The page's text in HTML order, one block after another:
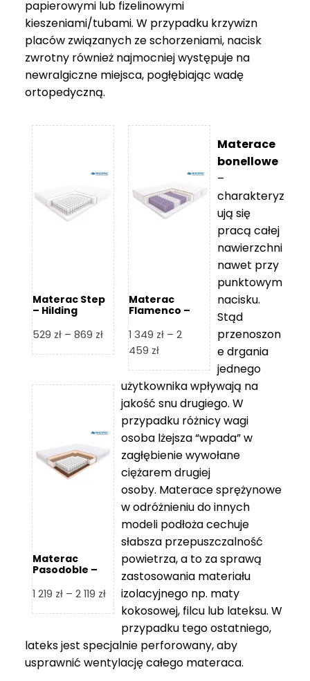
papierowymi lub fizelinowymi
kieszeniami/tubami. W przypadku krzywizn
placów związanych ze schorzeniami, nacisk
zwrotny również najmocniej występuje na
newralgiczne miejsca, pogłębiając wadę
ortopedyczną.
Materac Step
– Hilding
529 zł – 869 złZakres
cen:
529 zł
do
869 zł
Materac
Flamenco –
1 349 zł – 2
459 złZakres
od
1
349 zł
2
459 zł
Materac
Pasodoble –
1 219 zł – 2 119 złZakres
cen:
1
219 zł
do
Materace
bonellowe
–
charakteryz
ują się
pracą całej
nawierzchni
nawet przy
punktowym
nacisku.
Stąd
przenoszon
e drgania
jednego
użytkownika wpływają na
jakość snu drugiego. W
przypadku różnicy wagi
osoba lżejsza “wpada” w
zagłębienie wywołane
ciężarem drugiej
osoby. Materace sprężynowe
w odróżnieniu do innych
modeli podłoża cechuje
słabsza przepuszczalność
powietrza, a to za sprawą
zastosowania materiału
izolacyjnego np. maty
kokosowej, filcu lub lateksu. W
przypadku tego ostatniego,
lateks jest specjalnie perforowany, aby
usprawnić wentylację całego materaca.